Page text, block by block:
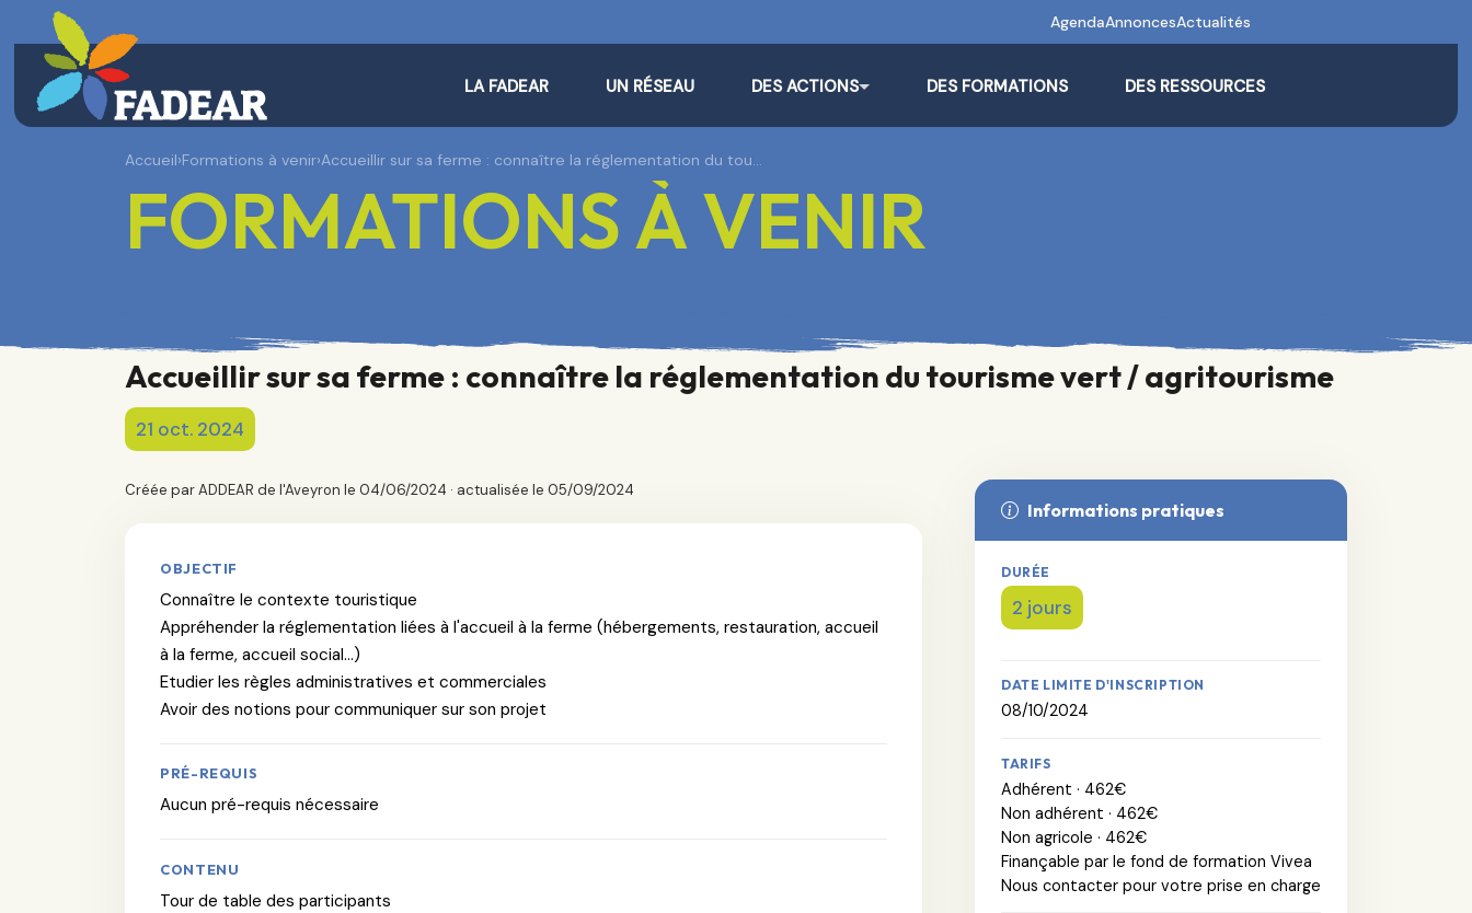
AgendaAnnoncesActualités
LA FADEAR UN RÉSEAU DES ACTIONS DES FORMATIONS DES RESSOURCES
Accueil›Formations à venir›Accueillir sur sa ferme : connaître la réglementation du tou…
FORMATIONS À VENIR
Accueillir sur sa ferme : connaître la réglementation du tourisme vert / agritourisme
21 oct. 2024
Créée par ADDEAR de l'Aveyron le 04/06/2024 · actualisée le 05/09/2024
OBJECTIF
Connaître le contexte touristique
Appréhender la réglementation liées à l'accueil à la ferme (hébergements, restauration, accueil
à la ferme, accueil social...)
Etudier les règles administratives et commerciales
Avoir des notions pour communiquer sur son projet
PRÉ-REQUIS
Aucun pré-requis nécessaire
CONTENU
Tour de table des participants
Informations pratiques
DURÉE
2 jours
DATE LIMITE D'INSCRIPTION
08/10/2024
TARIFS
Adhérent · 462€
Non adhérent · 462€
Non agricole · 462€
Finançable par le fond de formation Vivea
Nous contacter pour votre prise en charge